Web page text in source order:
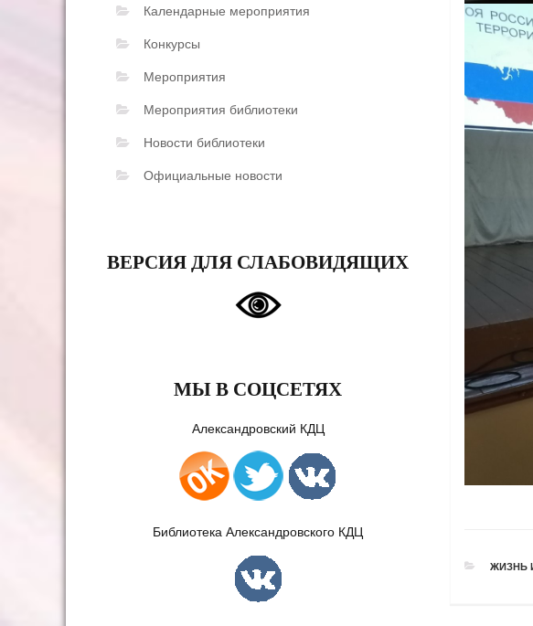
Календарные мероприятия
Конкурсы
Мероприятия
Мероприятия библиотеки
Новости библиотеки
Официальные новости
ВЕРСИЯ ДЛЯ СЛАБОВИДЯЩИХ
МЫ В СОЦСЕТЯХ
Александровский КДЦ
Библиотека Александровского КДЦ
ЖИЗНЬ